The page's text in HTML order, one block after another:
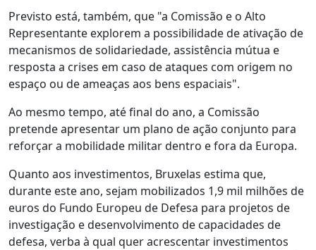
Previsto está, também, que "a Comissão e o Alto
Representante explorem a possibilidade de ativação de
mecanismos de solidariedade, assistência mútua e
resposta a crises em caso de ataques com origem no
espaço ou de ameaças aos bens espaciais".
Ao mesmo tempo, até final do ano, a Comissão
pretende apresentar um plano de ação conjunto para
reforçar a mobilidade militar dentro e fora da Europa.
Quanto aos investimentos, Bruxelas estima que,
durante este ano, sejam mobilizados 1,9 mil milhões de
euros do Fundo Europeu de Defesa para projetos de
investigação e desenvolvimento de capacidades de
defesa, verba à qual quer acrescentar investimentos